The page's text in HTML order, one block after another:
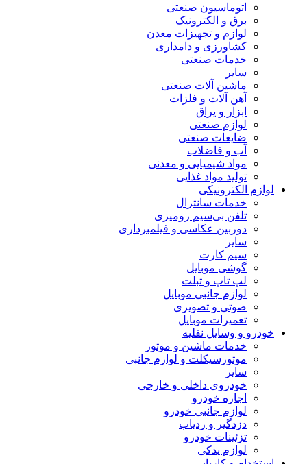
اتوماسیون صنعتی
برق و الکترونیک
لوازم و تجهیزات معدن
کشاورزی و دامداری
خدمات صنعتی
سایر
ماشین آلات صنعتی
آهن آلات و فلزات
ابزار و یراق
لوازم صنعتی
ضایعات صنعتی
آب و فاضلاب
مواد شیمیایی و معدنی
تولید مواد غذایی
لوازم الکترونیکی
خدمات سانترال
تلفن بی‌سیم رومیزی
دوربین عکاسی و فیلمبرداری
سایر
سیم کارت
گوشی موبایل
لپ تاپ و تبلت
لوازم جانبی موبایل
صوتی و تصویری
تعمیرات موبایل
خودرو و وسایل نقلیه
خدمات ماشین و موتور
موتورسیکلت و لوازم جانبی
سایر
خودروی داخلی و خارجی
اجاره خودرو
لوازم جانبی خودرو
دزدگیر و ردیاب
تزئینات خودرو
لوازم یدکی